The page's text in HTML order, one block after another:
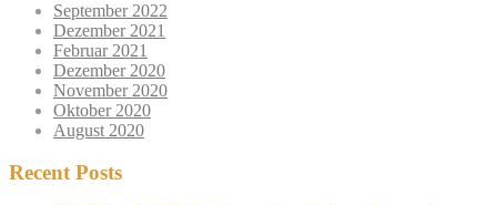
September 2022
Dezember 2021
Februar 2021
Dezember 2020
November 2020
Oktober 2020
August 2020
Recent Posts